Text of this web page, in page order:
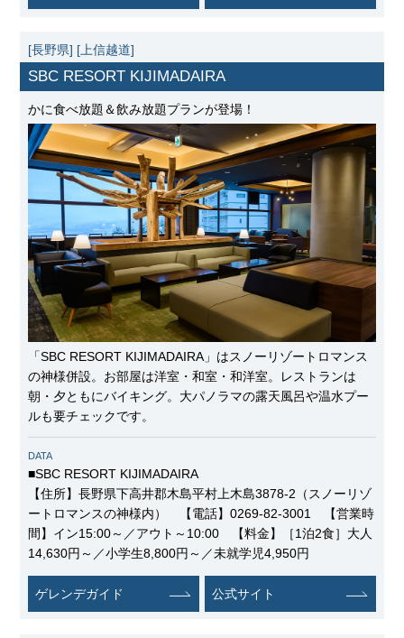
[長野県] [上信越道]
SBC RESORT KIJIMADAIRA
かに食べ放題＆飲み放題プランが登場！
「SBC RESORT KIJIMADAIRA」はスノーリゾートロマンス
の神様併設。お部屋は洋室・和室・和洋室。レストランは
朝・夕ともにバイキング。大パノラマの露天風呂や温水プー
ルも要チェックです。
DATA
■SBC RESORT KIJIMADAIRA
【住所】長野県下高井郡木島平村上木島3878-2（スノーリゾ
ートロマンスの神様内） 【電話】0269-82-3001 【営業時
間】イン15:00～／アウト～10:00 【料金】［1泊2食］大人
14,630円～／小学生8,800円～／未就学児4,950円
ゲレンデガイド 公式サイト